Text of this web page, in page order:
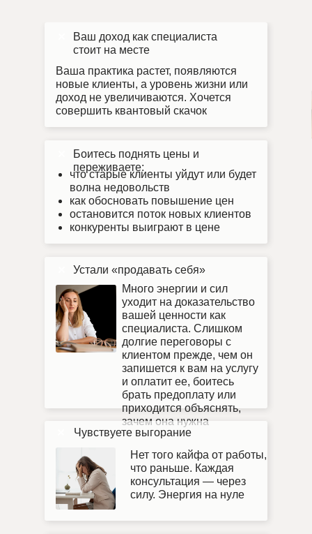
Ваш доход как специалиста
стоит на месте
Ваша практика растет, появляются
новые клиенты, а уровень жизни или
доход не увеличиваются. Хочется
совершить квантовый скачок
Боитесь поднять цены и
переживаете:
что старые клиенты уйдут или будет
волна недовольств
как обосновать повышение цен
остановится поток новых клиентов
конкуренты выиграют в цене
Устали «продавать себя»
Много энергии и сил
уходит на доказательство
вашей ценности как
специалиста. Слишком
долгие переговоры с
клиентом прежде, чем он
запишется к вам на услугу
и оплатит ее, боитесь
брать предоплату или
приходится объяснять,
зачем она нужна
Чувствуете выгорание
Нет того кайфа от работы,
что раньше. Каждая
консультация — через
силу. Энергия на нуле